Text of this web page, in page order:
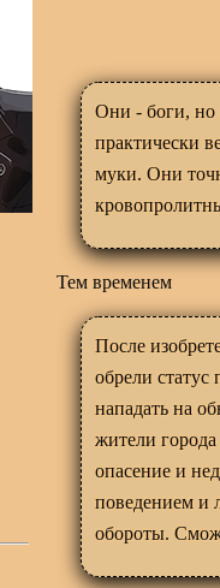
Они - боги, но
практически
муки. Они
Тем временем
После
обрели
нападать на
жители
опасение и
поведением и
обороты.